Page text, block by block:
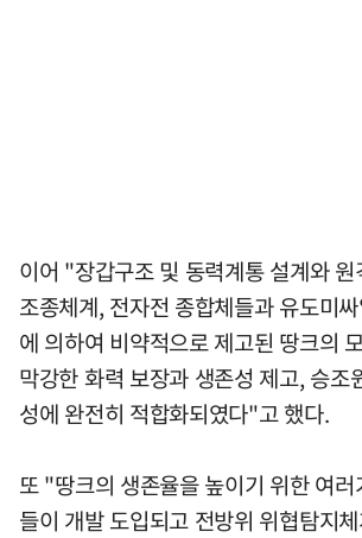
이어 "장갑구조 및 동력계통 설계와 원
조종체계, 전자전 종합체들과 유도미
에 의하여 비약적으로 제고된 땅크의
막강한 화력 보장과 생존성 제고, 승조
성에 완전히 적합화되였다"고 했다.
또 "땅크의 생존율을 높이기 위한 여
들이 개발 도입되고 전방위 위협탐지